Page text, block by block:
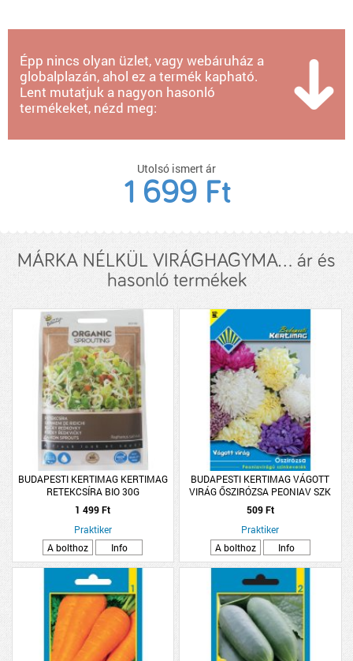
Épp nincs olyan üzlet, vagy webáruház a
globalplazán, ahol ez a termék kapható.
Lent mutatjuk a nagyon hasonló
termékeket, nézd meg:
Utolsó ismert ár
1 699 Ft
MÁRKA NÉLKÜL VIRÁGHAGYMA... ár és
hasonló termékek
BUDAPESTI KERTIMAG KERTIMAG
RETEKCSÍRA BIO 30G
1 499 Ft
Praktiker
A bolthoz
Info
BUDAPESTI KERTIMAG VÁGOTT
VIRÁG ŐSZIRÓZSA PEONIAV SZK
509 Ft
Praktiker
A bolthoz
Info